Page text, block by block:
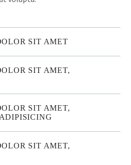
SIT AMET
SIT AMET,
SIT AMET,
SIT AMET,